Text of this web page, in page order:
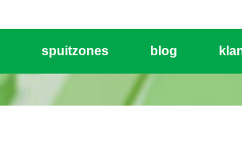
spuitzones blog